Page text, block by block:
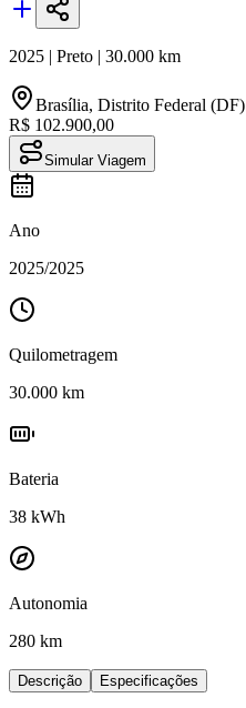
2025 | Preto | 30.000 km
Brasília, Distrito Federal (DF)
R$ 102.900,00
Simular Viagem
Ano
2025/2025
Quilometragem
30.000 km
Bateria
38 kWh
Autonomia
280 km
Descrição Especificações